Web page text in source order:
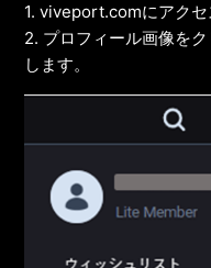
1. viveport.comにアクセ
2. プロフィール画像を
します。